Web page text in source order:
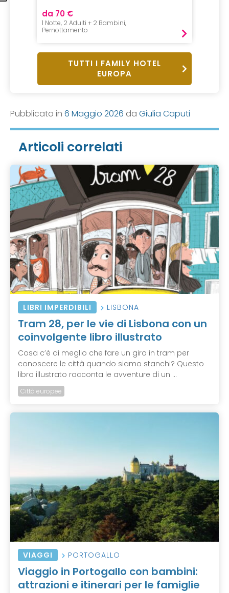
da 70 €
1 Notte, 2 Adulti + 2 Bambini,
Pernottamento
TUTTI I FAMILY HOTEL
EUROPA
Pubblicato in 6 Maggio 2026 da Giulia Caputi
Articoli correlati
LIBRI IMPERDIBILI LISBONA
Tram 28, per le vie di Lisbona con un
coinvolgente libro illustrato
Cosa c’è di meglio che fare un giro in tram per
conoscere le città quando siamo stanchi? Questo
libro illustrato racconta le avventure di un ...
Città europee
VIAGGI PORTOGALLO
Viaggio in Portogallo con bambini:
attrazioni e itinerari per le famiglie